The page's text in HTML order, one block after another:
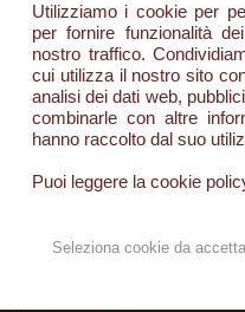
Pagamento
Shop
Utilizziamo i cookie per
per fornire funzionalità
nostro traffico.
cui utilizza il nostro sito
analisi dei dati web,
combinarle con altre
hanno raccolto dal suo
Puoi leggere la cookie
Seleziona cookie da